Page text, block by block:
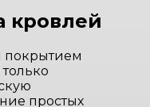
кровлей
покрытием
простых